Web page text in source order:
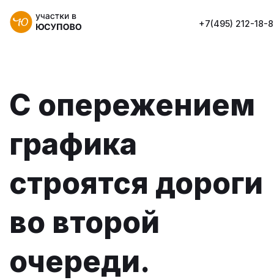
+7(495) 212-18-
С опережением
графика
строятся дороги
во второй
очереди.